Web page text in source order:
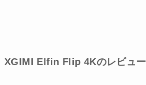
XGIMI Elfin Flip 4Kのレビュー